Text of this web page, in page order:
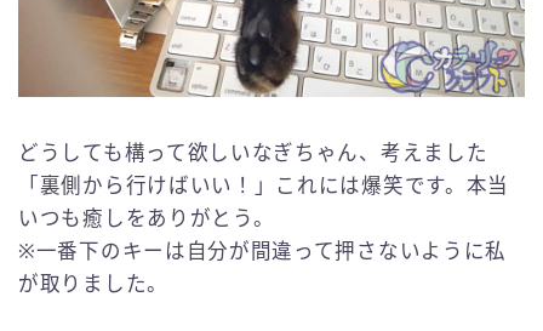
どうしても構って欲しいなぎちゃん、考えました
「裏側から行けばいい！」これには爆笑です。本当
いつも癒しをありがとう。
※一番下のキーは自分が間違って押さないように私
が取りました。